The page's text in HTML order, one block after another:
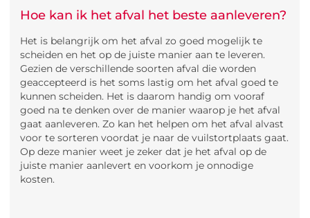
Hoe kan ik het afval het beste aanleveren?
Het is belangrijk om het afval zo goed mogelijk te
scheiden en het op de juiste manier aan te leveren.
Gezien de verschillende soorten afval die worden
geaccepteerd is het soms lastig om het afval goed te
kunnen scheiden. Het is daarom handig om vooraf
goed na te denken over de manier waarop je het afval
gaat aanleveren. Zo kan het helpen om het afval alvast
voor te sorteren voordat je naar de vuilstortplaats gaat.
Op deze manier weet je zeker dat je het afval op de
juiste manier aanlevert en voorkom je onnodige
kosten.